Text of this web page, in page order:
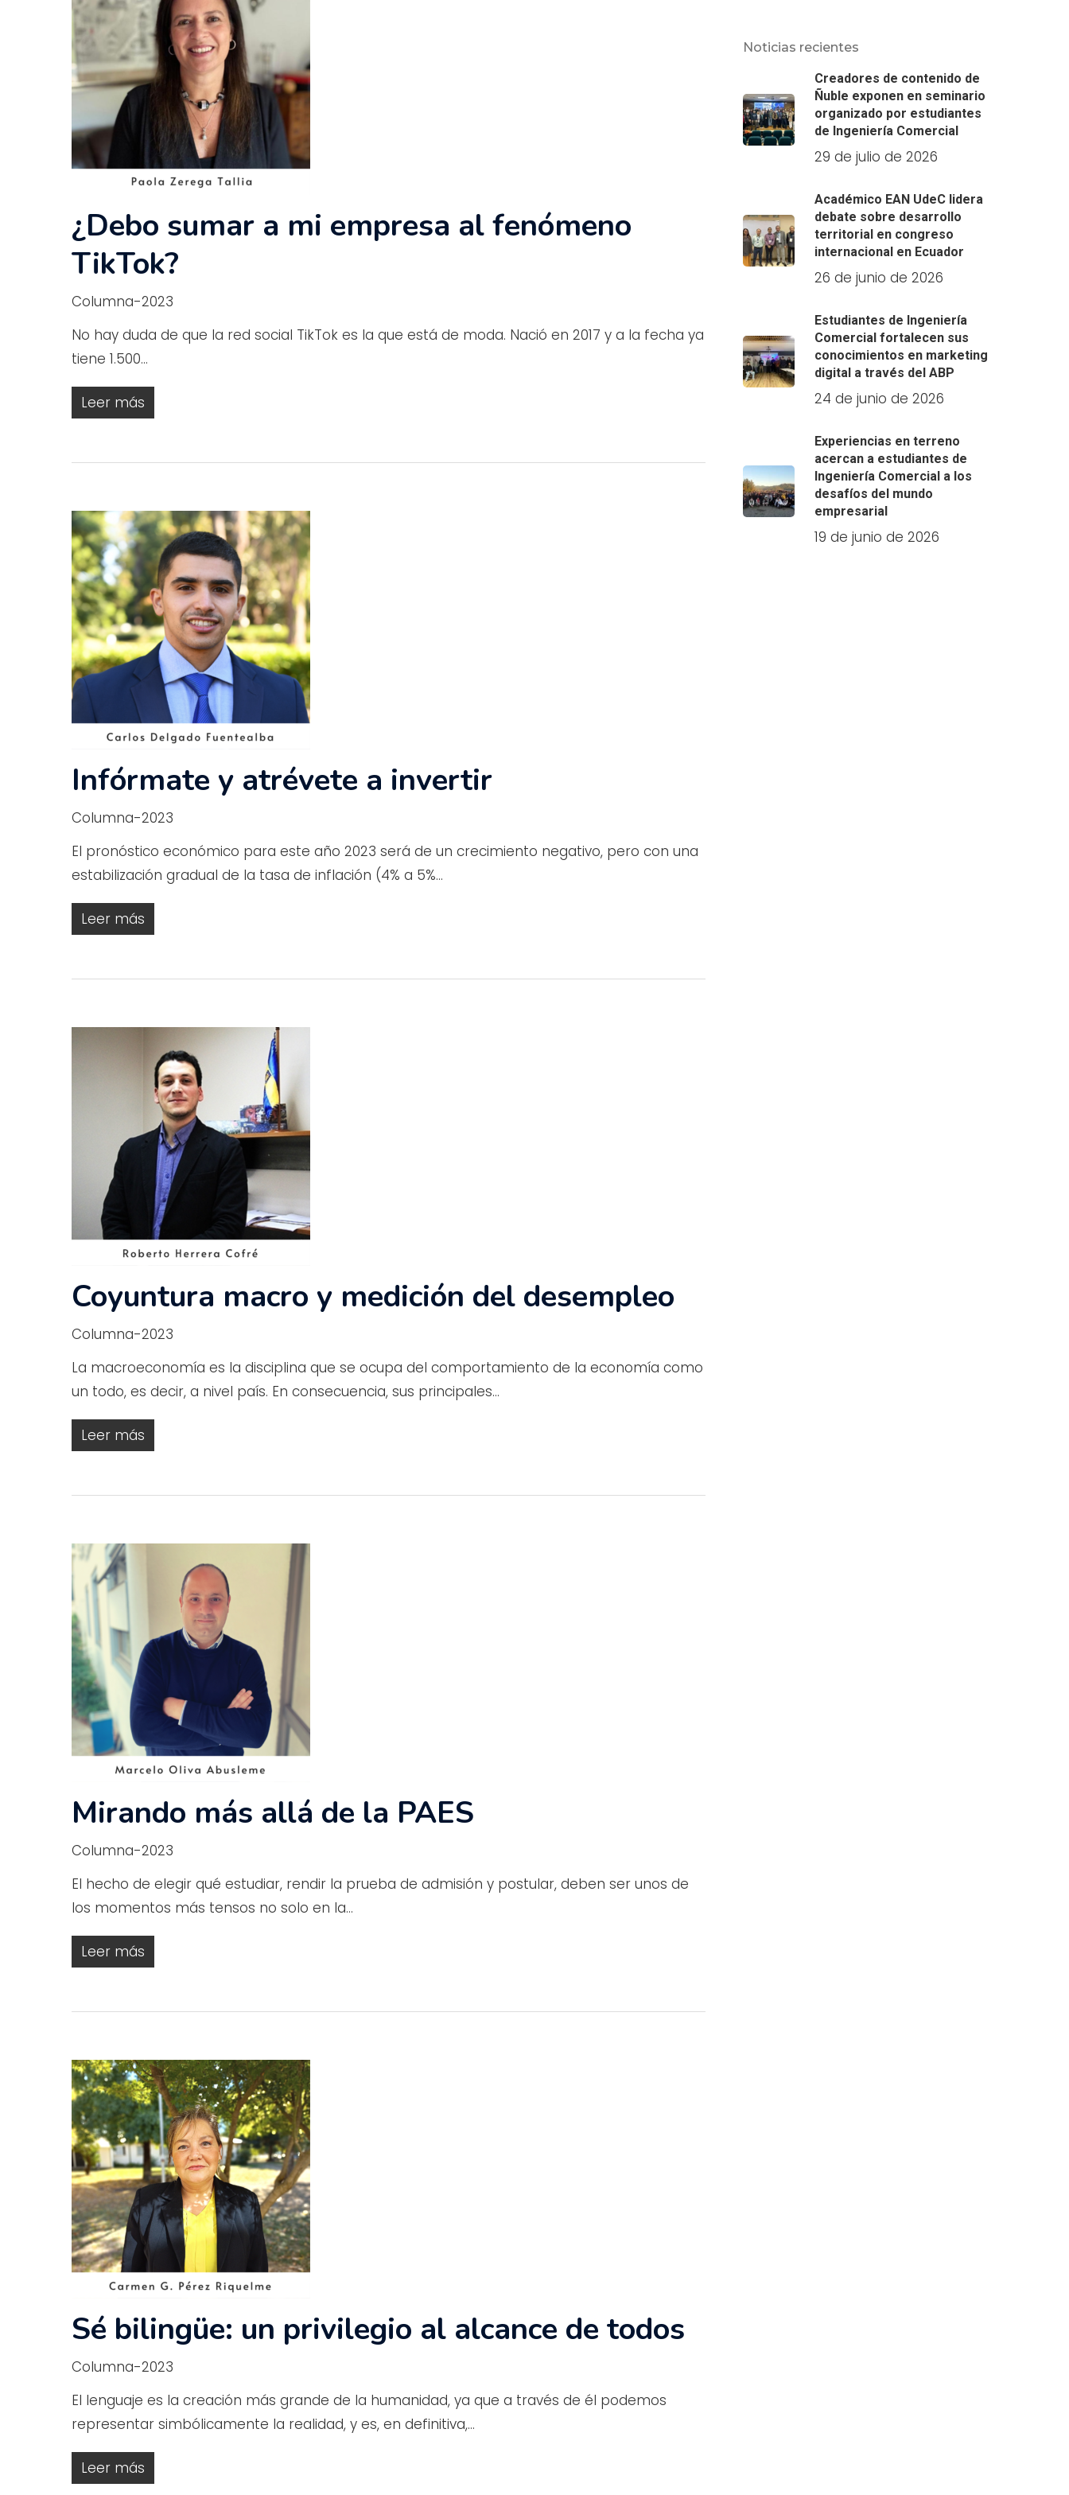
¿Debo sumar a mi empresa al fenómeno
TikTok?
Columna-2023
No hay duda de que la red social TikTok es la que está de moda. Nació en 2017 y a la fecha ya
tiene 1.500…
Leer más
Infórmate y atrévete a invertir
Columna-2023
El pronóstico económico para este año 2023 será de un crecimiento negativo, pero con una
estabilización gradual de la tasa de inflación (4% a 5%…
Leer más
Coyuntura macro y medición del desempleo
Columna-2023
La macroeconomía es la disciplina que se ocupa del comportamiento de la economía como
un todo, es decir, a nivel país. En consecuencia, sus principales…
Leer más
Mirando más allá de la PAES
Columna-2023
El hecho de elegir qué estudiar, rendir la prueba de admisión y postular, deben ser unos de
los momentos más tensos no solo en la…
Leer más
Sé bilingüe: un privilegio al alcance de todos
Columna-2023
El lenguaje es la creación más grande de la humanidad, ya que a través de él podemos
representar simbólicamente la realidad, y es, en definitiva,…
Leer más
Noticias recientes
Creadores de contenido de
Ñuble exponen en seminario
organizado por estudiantes
de Ingeniería Comercial
29 de julio de 2026
Académico EAN UdeC lidera
debate sobre desarrollo
territorial en congreso
internacional en Ecuador
26 de junio de 2026
Estudiantes de Ingeniería
Comercial fortalecen sus
conocimientos en marketing
digital a través del ABP
24 de junio de 2026
Experiencias en terreno
acercan a estudiantes de
Ingeniería Comercial a los
desafíos del mundo
empresarial
19 de junio de 2026